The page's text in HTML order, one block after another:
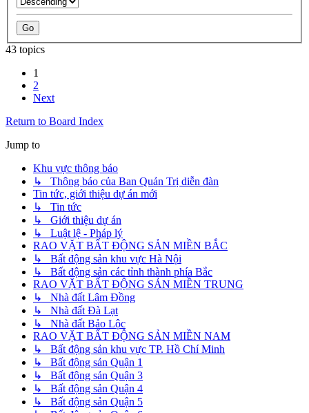
43 topics
1
2
Next
Return to Board Index
Jump to
Khu vực thông báo
↳ Thông báo của Ban Quản Trị diễn đàn
Tin tức, giới thiệu dự án mới
↳ Tin tức
↳ Giới thiệu dự án
↳ Luật lệ - Pháp lý
RAO VẶT BẤT ĐỘNG SẢN MIỀN BẮC
↳ Bất động sản khu vực Hà Nội
↳ Bất động sản các tỉnh thành phía Bắc
RAO VẶT BẤT ĐỘNG SẢN MIỀN TRUNG
↳ Nhà đất Lâm Đồng
↳ Nhà đất Đà Lạt
↳ Nhà đất Bảo Lộc
RAO VẶT BẤT ĐỘNG SẢN MIỀN NAM
↳ Bất động sản khu vực TP. Hồ Chí Minh
↳ Bất động sản Quận 1
↳ Bất động sản Quận 3
↳ Bất động sản Quận 4
↳ Bất động sản Quận 5